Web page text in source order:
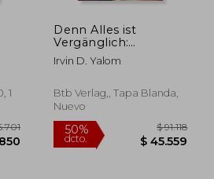
1
Denn Alles ist
Vergänglich:
Geschichten aus der
Psychotherapie?
(en Alemán)
Irvin D. Yalom
Btb Verlag,, Tapa Blanda,
Nuevo